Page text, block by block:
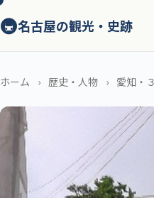
🚇名古屋の観光・史跡
ホーム 歴史・人物 愛知・